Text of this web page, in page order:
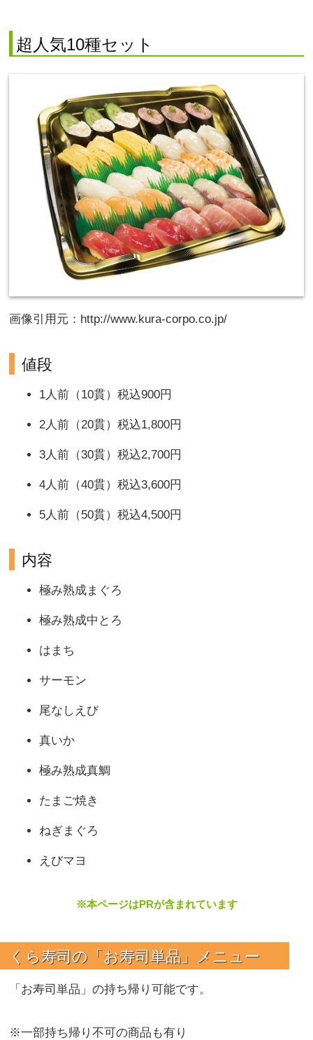
超人気10種セット
画像引用元：http://www.kura-corpo.co.jp/
値段
1人前（10貫）税込900円
2人前（20貫）税込1,800円
3人前（30貫）税込2,700円
4人前（40貫）税込3,600円
5人前（50貫）税込4,500円
内容
極み熟成まぐろ
極み熟成中とろ
はまち
サーモン
尾なしえび
真いか
極み熟成真鯛
たまご焼き
ねぎまぐろ
えびマヨ
※本ページはPRが含まれています
くら寿司の「お寿司単品」メニュー
「お寿司単品」の持ち帰り可能です。
※一部持ち帰り不可の商品も有り